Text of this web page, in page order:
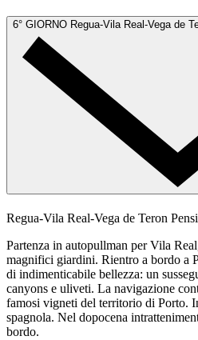
6° GIORNO Regua-Vila Real-Vega de
Regua-Vila Real-Vega de Teron
Partenza in autopullman per Vila
magnifici giardini. Rientro a bordo a
di indimenticabile bellezza: un
canyons e uliveti. La navigazione
famosi vigneti del territorio di Porto.
spagnola. Nel dopocena
bordo.